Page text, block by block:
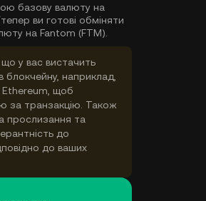
базову валюту на
ви готові обміняти
на Fantom (FTM).
у вас вистачить
блокчейну, наприклад,
Ethereum, щоб
за транзакцію. Також
прослизання та
до
до ваших